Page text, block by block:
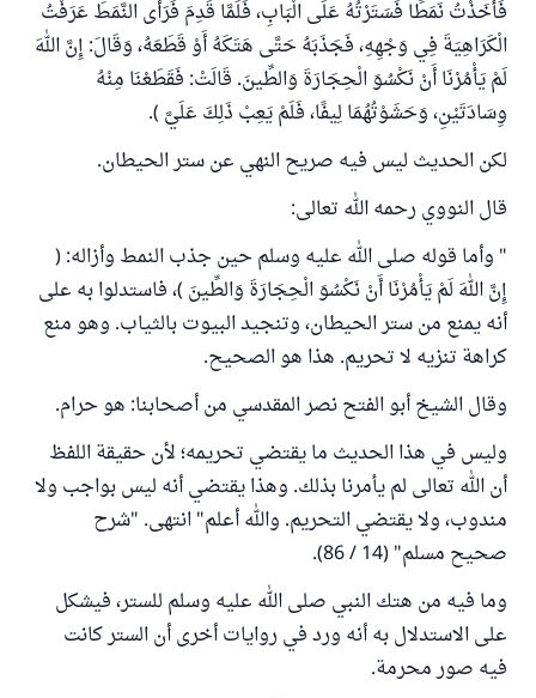
فَأَخَذْتُ نَمَطًا فَسَتَرْتُهُ عَلَى الْبَابِ، فَلَمَّا قَدِمَ فَرَأَى النَّمَطَ عَرَفْتُ
الْكَرَاهِيَةَ فِي وَجْهِهِ، فَجَذَبَهُ حَتَّى هَتَكَهُ أَوْ قَطَعَهُ، وَقَالَ: إِنَّ اللهَ
لَمْ يَأْمُرْنَا أَنْ نَكْسُوَ ‌الْحِجَارَةَ ‌وَالطِّينَ. قَالَتْ: فَقَطَعْنَا مِنْهُ
وِسَادَتَيْنِ، وَحَشَوْتُهُمَا لِيفًا، فَلَمْ يَعِبْ ذَلِكَ عَلَيَّ ).
لكن الحديث ليس فيه صريح النهي عن ستر الحيطان.
قال النووي رحمه الله تعالى:
" وأما قوله صلى الله عليه وسلم حين جذب النمط وأزاله: (
إِنَّ اللهَ لَمْ يَأْمُرْنَا أَنْ نَكْسُوَ ‌الْحِجَارَةَ ‌وَالطِّينَ )، فاستدلوا به على
أنه يمنع من ستر الحيطان، ‌وتنجيد ‌البيوت ‌بالثياب. وهو منع
كراهة تنزيه لا تحريم. هذا هو الصحيح.
وقال الشيخ أبو الفتح نصر المقدسي من أصحابنا: هو حرام.
وليس في هذا الحديث ما يقتضي تحريمه؛ لأن حقيقة اللفظ
أن الله تعالى لم يأمرنا بذلك. وهذا يقتضي أنه ليس بواجب ولا
مندوب، ولا يقتضي التحريم. والله أعلم" انتهى. "شرح
صحيح مسلم" (14 / 86).
وما فيه من هتك النبي صلى الله عليه وسلم للستر، فيشكل
على الاستدلال به أنه ورد في روايات أخرى أن الستر كانت
فيه صور محرمة.